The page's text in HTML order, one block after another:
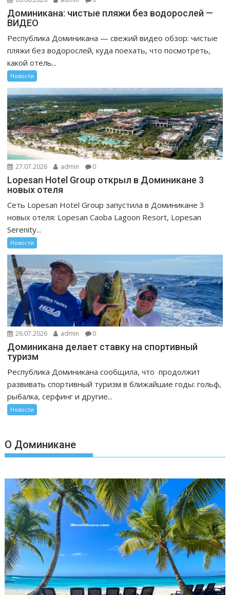
Доминикана: чистые пляжи без водорослей —
ВИДЕО
Республика Доминикана — свежий видео обзор: чистые
пляжи без водорослей, куда поехать, что посмотреть,
какой отель...
Новости
27.07.2026 admin 0
Lopesan Hotel Group открыл в Доминикане 3
новых отеля
Сеть Lopesan Hotel Group запустила в Доминикане 3
новых отеля: Lopesan Caoba Lagoon Resort, Lopesan
Serenity...
Новости
26.07.2026 admin 0
Доминикана делает ставку на спортивный
туризм
Республика Доминикана сообщила, что продолжит
развивать спортивный туризм в ближайшие годы: гольф,
рыбалка, серфинг и другие...
Новости
О Доминикане